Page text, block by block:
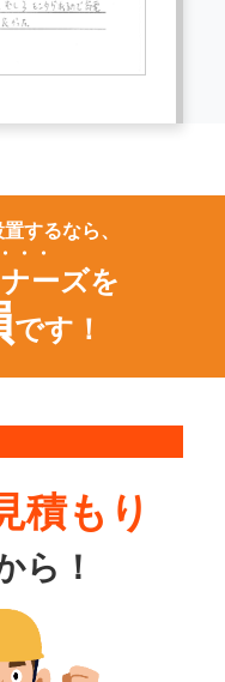
するなら、
・・
ーズを
です！
積もり
ら！